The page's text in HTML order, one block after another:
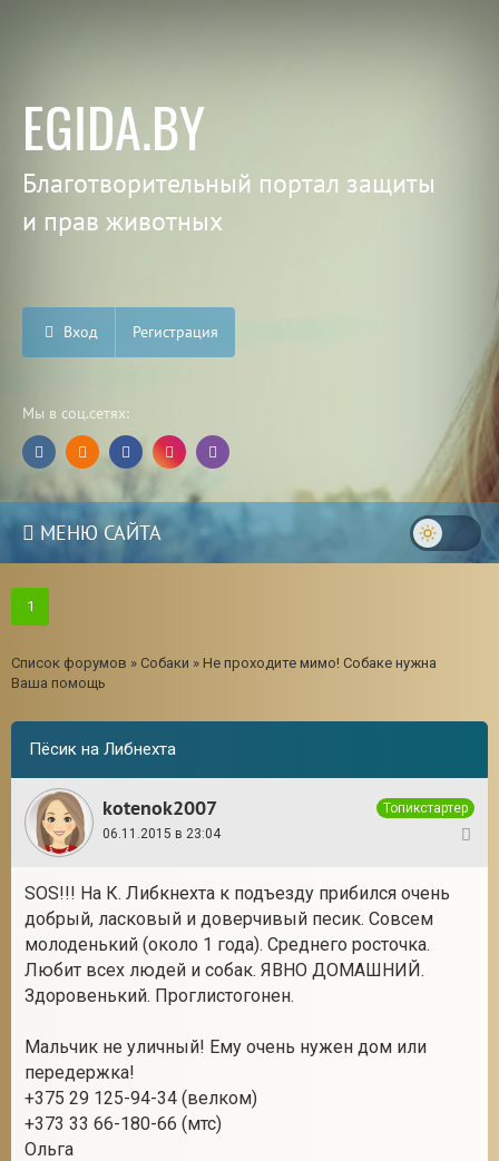
EGIDA.BY
Благотворительный портал защиты
и прав животных
Вход Регистрация
Мы в соц.сетях:
МЕНЮ САЙТА
1
Список форумов » Собаки » Не проходите мимо! Собаке нужна
Ваша помощь
Пёсик на Либнехта
kotenok2007
Топикстартер
06.11.2015 в 23:04
SOS!!! На К. Либкнехта к подъезду прибился очень
добрый, ласковый и доверчивый песик. Совсем
молоденький (около 1 года). Среднего росточка.
Любит всех людей и собак. ЯВНО ДОМАШНИЙ.
Здоровенький. Проглистогонен.
Мальчик не уличный! Ему очень нужен дом или
передержка!
+375 29 125-94-34 (велком)
+373 33 66-180-66 (мтс)
Ольга